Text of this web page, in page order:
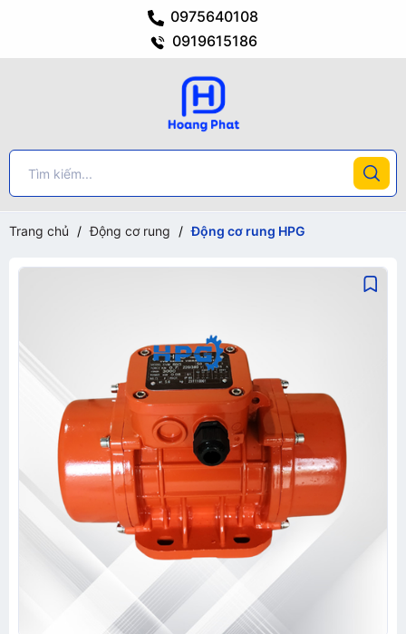
0975640108
0919615186
Trang chủ / Động cơ rung / Động cơ rung HPG